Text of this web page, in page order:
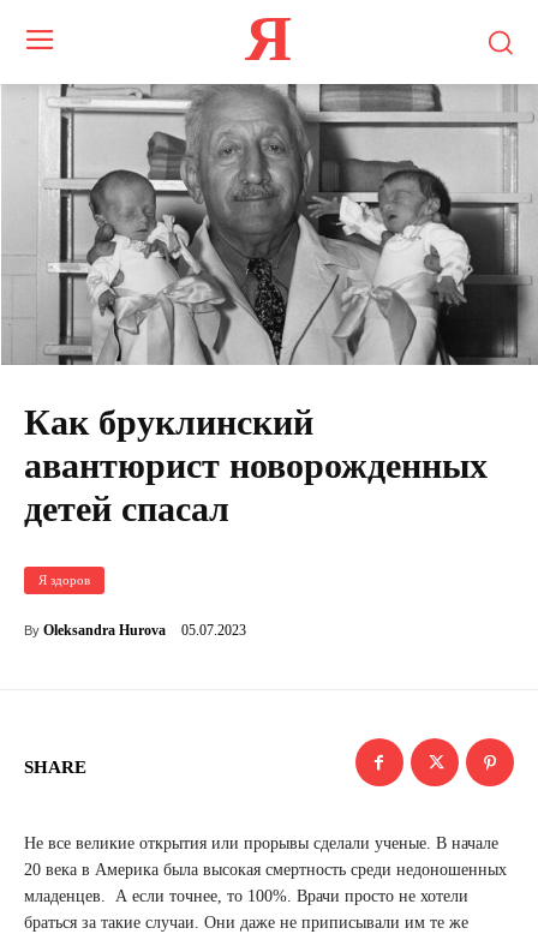
Я
Как бруклинский
авантюрист новорожденных
детей спасал
Я здоров
By Oleksandra Hurova 05.07.2023
SHARE
Не все великие открытия или прорывы сделали ученые. В начале
20 века в Америка была высокая смертность среди недоношенных
младенцев. А если точнее, то 100%. Врачи просто не хотели
браться за такие случаи. Они даже не приписывали им те же